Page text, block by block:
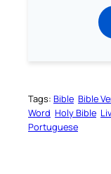
Tags: Bible Bible
Word Holy Bible
Portuguese